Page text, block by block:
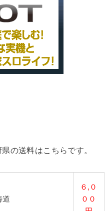
の送料はこちらです。
道
６,０
００